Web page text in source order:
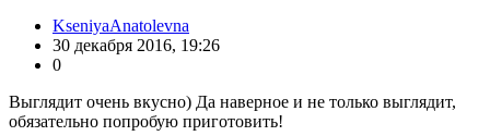
KseniyaAnatolevna
30 декабря 2016, 19:26
0
Выглядит очень вкусно) Да наверное и не только выглядит,
обязательно попробую приготовить!